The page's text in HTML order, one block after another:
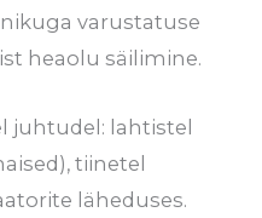
varustatuse
heaolu säilimine.
juhtudel: lahtistel
tiinetel
läheduses.